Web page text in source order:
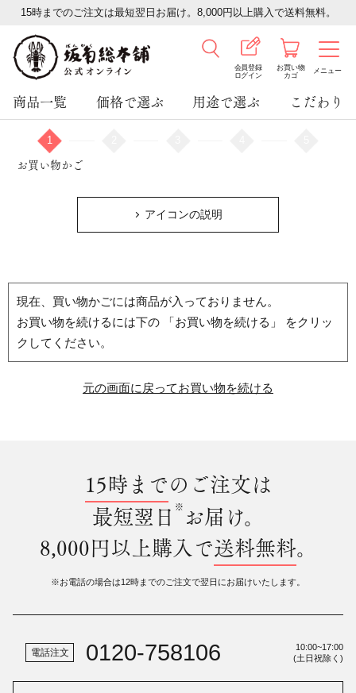
15時までのご注文は最短翌日お届け。8,000円以上購入で送料無料。
会員登録
ログイン
お買い物
カゴ
メニュー
商品一覧 価格で選ぶ 用途で選ぶ こだわり
1
お買い物かご
アイコンの説明
現在、買い物かごには商品が入っておりません。
お買い物を続けるには下の 「お買い物を続ける」 をクリッ
クしてください。
元の画面に戻ってお買い物を続ける
15時までのご注文は
最短翌日 ※ お届け。
8,000円以上購入で送料無料。
※お電話の場合は12時までのご注文で翌日にお届けいたします。
電話注文 0120-758106
10:00~17:00
(土日祝除く)